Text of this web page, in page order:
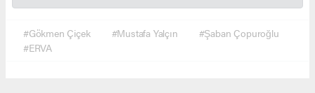
#Gökmen Çiçek #Mustafa Yalçın
#Şaban Çopuroğlu
#ERVA